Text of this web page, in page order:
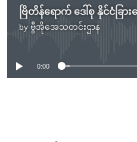
by ဗွီအိုအေသတင်းဌာန
No media
0:00